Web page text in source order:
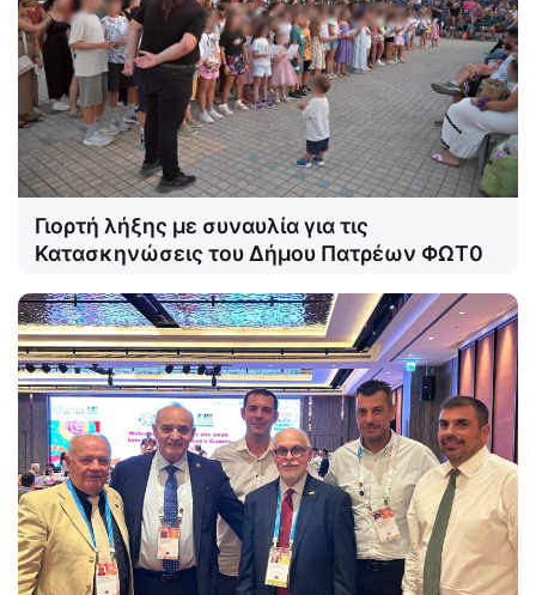
Γιορτή λήξης με συναυλία για τις
Κατασκηνώσεις του Δήμου Πατρέων ΦΩΤ0